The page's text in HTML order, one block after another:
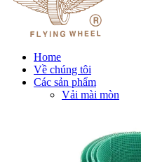
Home
Về chúng tôi
Các sản phẩm
Vải mài mòn